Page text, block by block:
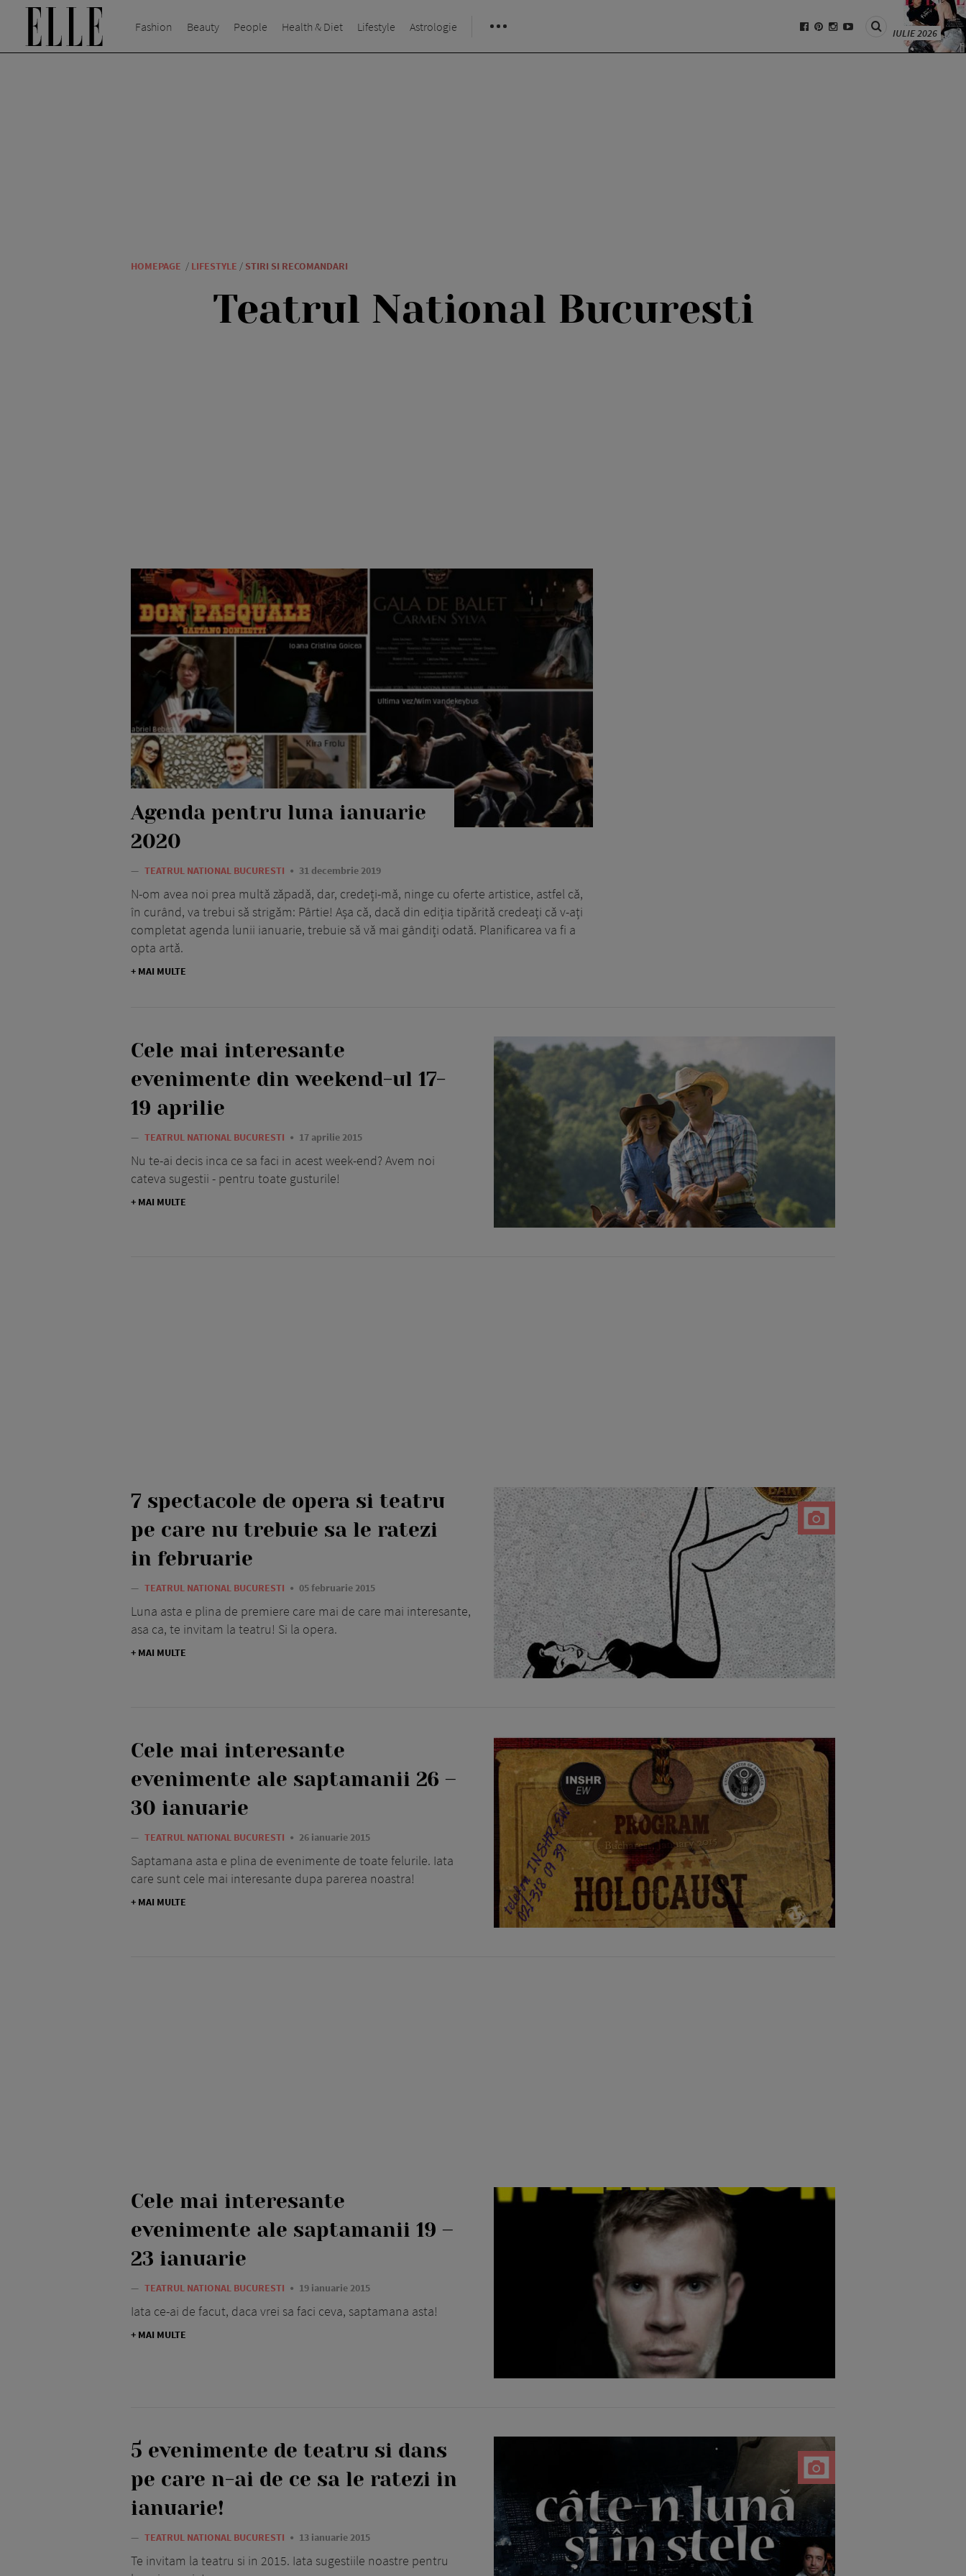
Fashion Beauty People Health & Diet Lifestyle Astrologie IULIE 2026
HOMEPAGE / LIFESTYLE / STIRI SI RECOMANDARI
Teatrul National Bucuresti
Agenda pentru luna ianuarie
2020
— TEATRUL NATIONAL BUCURESTI 31 decembrie 2019
N-om avea noi prea multă zăpadă, dar, credeți-mă, ninge cu oferte artistice, astfel că,
în curând, va trebui să strigăm: Pârtie! Așa că, dacă din ediția tipărită credeați că v-ați
completat agenda lunii ianuarie, trebuie să vă mai gândiți odată. Planificarea va fi a
opta artă.
+ MAI MULTE
Cele mai interesante
evenimente din weekend-ul 17-
19 aprilie
— TEATRUL NATIONAL BUCURESTI 17 aprilie 2015
Nu te-ai decis inca ce sa faci in acest week-end? Avem noi
cateva sugestii - pentru toate gusturile!
+ MAI MULTE
7 spectacole de opera si teatru
pe care nu trebuie sa le ratezi
in februarie
— TEATRUL NATIONAL BUCURESTI 05 februarie 2015
Luna asta e plina de premiere care mai de care mai interesante,
asa ca, te invitam la teatru! Si la opera.
+ MAI MULTE
Cele mai interesante
evenimente ale saptamanii 26 –
30 ianuarie
— TEATRUL NATIONAL BUCURESTI 26 ianuarie 2015
Saptamana asta e plina de evenimente de toate felurile. Iata
care sunt cele mai interesante dupa parerea noastra!
+ MAI MULTE
Cele mai interesante
evenimente ale saptamanii 19 –
23 ianuarie
— TEATRUL NATIONAL BUCURESTI 19 ianuarie 2015
Iata ce-ai de facut, daca vrei sa faci ceva, saptamana asta!
+ MAI MULTE
5 evenimente de teatru si dans
pe care n-ai de ce sa le ratezi in
ianuarie!
— TEATRUL NATIONAL BUCURESTI 13 ianuarie 2015
Te invitam la teatru si in 2015. Iata sugestiile noastre pentru